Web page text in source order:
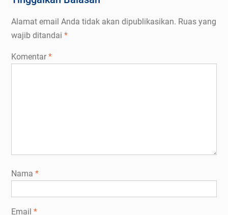
Alamat email Anda tidak akan dipublikasikan. Ruas yang
wajib ditandai *
Komentar*
Nama *
Email *